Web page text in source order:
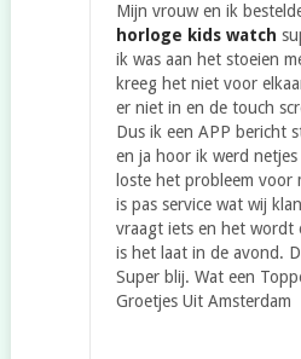
Mijn vrouw en ik
horloge kids watch
ik was aan het stoeien
kreeg het niet voor
er niet in en de touch
Dus ik een APP bericht
en ja hoor ik werd
loste het probleem voor
is pas service wat wij
vraagt iets en het wordt
is het laat in de avond.
Super blij. Wat een
Groetjes Uit Amsterdam